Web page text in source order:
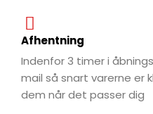
Afhentning
Indenfor 3 timer i
mail så snart varerne er
dem når det passer dig